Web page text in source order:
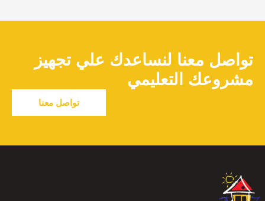
تواصل معنا لنساعدك علي تجهيز
مشروعك التعليمي
تواصل معنا